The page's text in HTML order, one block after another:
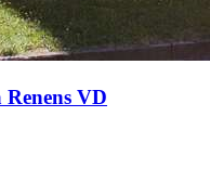
Renens VD